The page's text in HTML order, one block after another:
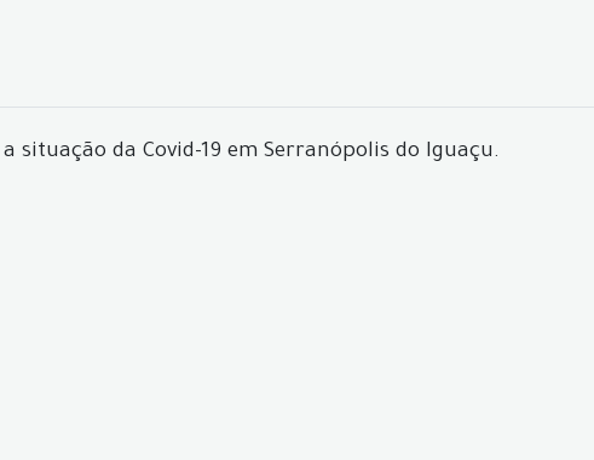
da Covid-19 em Serranópolis do Iguaçu.